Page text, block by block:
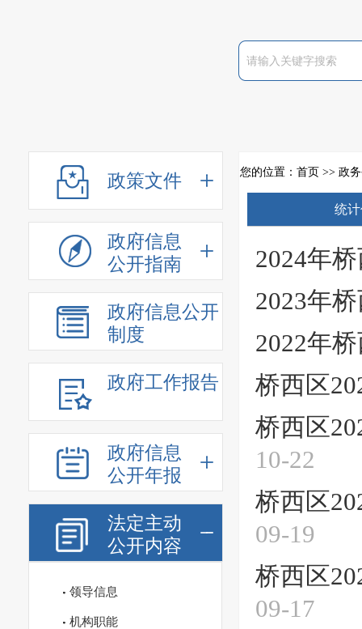
政策文件
政府信息
公开指南
政府信息公开
制度
政府工作报告
政府信息
公开年报
法定主动
公开内容
领导信息
机构职能
您的位置： 首页 >> 政
统
2024年
2023年
2022年
桥西区
桥西区
10-22
桥西区
09-19
桥西区
09-17